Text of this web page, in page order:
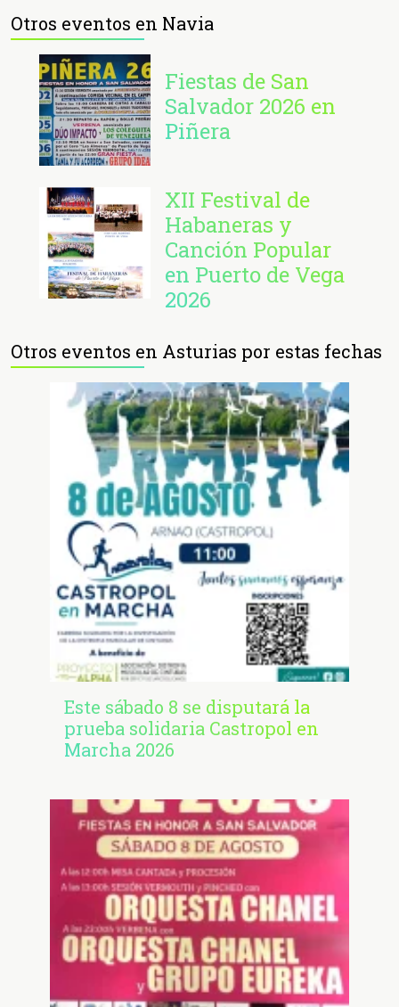
Otros eventos en Navia
Fiestas de San
Salvador 2026 en
Piñera
XII Festival de
Habaneras y
Canción Popular
en Puerto de Vega
2026
Otros eventos en Asturias por estas fechas
Este sábado 8 se disputará la
prueba solidaria Castropol en
Marcha 2026